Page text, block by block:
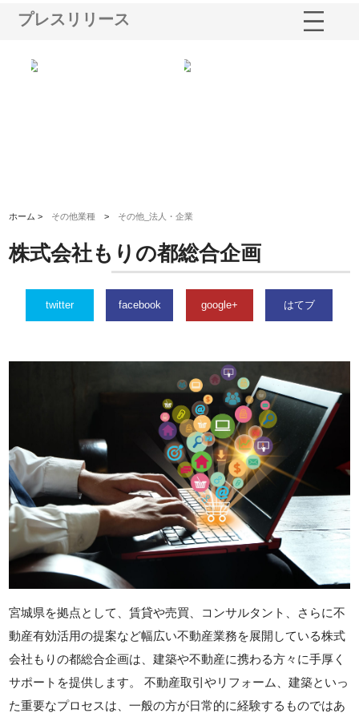
プレスリリース
ホーム > その他業種 > その他_法人・企業
株式会社もりの都総合企画
twitter facebook google+ はてブ
宮城県を拠点として、賃貸や売買、コンサルタント、さらに不
動産有効活用の提案など幅広い不動産業務を展開している株式
会社もりの都総合企画は、建築や不動産に携わる方々に手厚く
サポートを提供します。 不動産取引やリフォーム、建築といっ
た重要なプロセスは、一般の方が日常的に経験するものではあ